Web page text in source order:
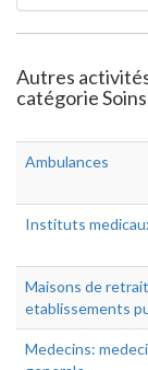
Autres
catégorie Soins
Ambulances
Instituts
Maisons de
etablissements
Medecins: